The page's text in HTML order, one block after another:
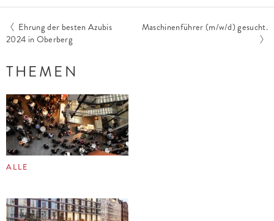
Ehrung der besten Azubis
2024 in Oberberg
Maschinenführer (m/w/d) gesucht.
THEMEN
ALLE